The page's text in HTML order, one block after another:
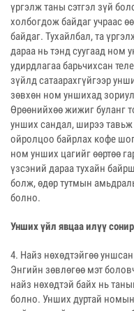
үргэлж таны сэтгэл зүй
холбогдож байдаг учраас
байдаг. Тухайлбал, та
дараа нь тэнд суугаад
удирдлагаа барьчихсан
зүйлд сатаарахгүйгээр
зөвхөн ном уншихад
Өрөөнийхөө жижиг буланг
унших сандал, ширээ
ойролцоо байрлах кофе
ном унших цагийг өөртөө
үзсэний дараа тухайн
болж, өдөр тутмын
болно.
Унших үйл явцаа илүү
4. Найз нөхөдтэйгөө
Энгийн зөвлөгөө мэт
найз нөхөдтэй байх нь
болно. Унших дуртай